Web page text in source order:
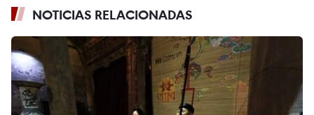
NOTICIAS RELACIONADAS